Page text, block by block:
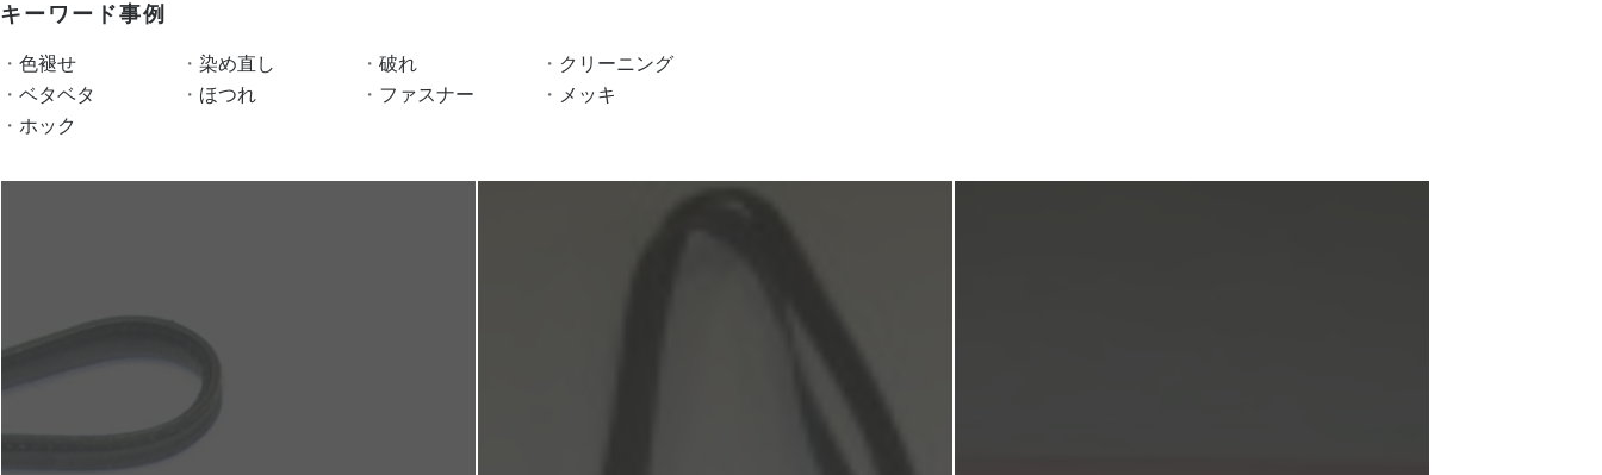
キーワード事例
色褪せ 染め直し 破れ
クリーニング
ベタベタ
ほつれ ファスナー
メッキ
ホック